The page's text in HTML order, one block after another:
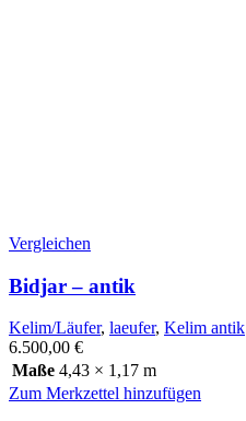
Vergleichen
Bidjar – antik
Kelim/Läufer, laeufer, Kelim antik
6.500,00 €
Maße 4,43 × 1,17 m
Zum Merkzettel hinzufügen